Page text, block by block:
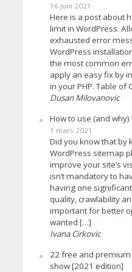
16 juin 2021
Here is a post about
limit in WordPress.
exhausted error
WordPress
the most common
apply an easy fix by
in your PHP. Table of
Dusan Milovanovic
How to use (and
1 mars 2021
Did you know that by
WordPress sitemap
improve your site’s
isn’t mandatory to
having one
quality, crawlability
important for better
wanted […]
Ivana Cirkovic
22 free and
show [2021 edition]